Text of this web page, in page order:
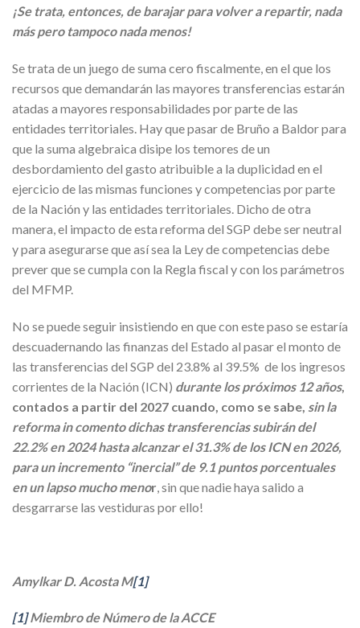
¡Se trata, entonces, de barajar para volver a repartir, nada
más pero tampoco nada menos!
Se trata de un juego de suma cero fiscalmente, en el que los
recursos que demandarán las mayores transferencias estarán
atadas a mayores responsabilidades por parte de las
entidades territoriales. Hay que pasar de Bruño a Baldor para
que la suma algebraica disipe los temores de un
desbordamiento del gasto atribuible a la duplicidad en el
ejercicio de las mismas funciones y competencias por parte
de la Nación y las entidades territoriales. Dicho de otra
manera, el impacto de esta reforma del SGP debe ser neutral
y para asegurarse que así sea la Ley de competencias debe
prever que se cumpla con la Regla fiscal y con los parámetros
del MFMP.
No se puede seguir insistiendo en que con este paso se estaría
descuadernando las finanzas del Estado al pasar el monto de
las transferencias del SGP del 23.8% al 39.5% de los ingresos
corrientes de la Nación (ICN) durante los próximos 12 años,
contados a partir del 2027 cuando, como se sabe, sin la
reforma in comento dichas transferencias subirán del
22.2% en 2024 hasta alcanzar el 31.3% de los ICN en 2026,
para un incremento “inercial” de 9.1 puntos porcentuales
en un lapso mucho menor, sin que nadie haya salido a
desgarrarse las vestiduras por ello!
Amylkar D. Acosta M[1]
[1]Miembro de Número de la ACCE